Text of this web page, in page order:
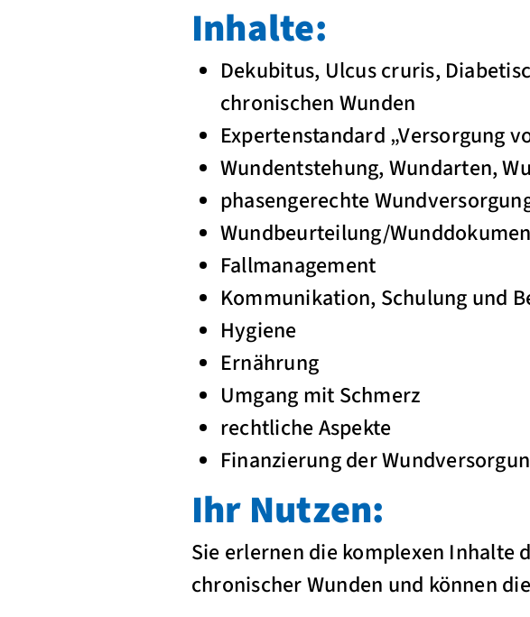
Inhalte:
Dekubitus, Ulcus cruris,
chronischen Wunden
Expertenstandard „Versorgung
Wundentstehung, Wundarten,
phasengerechte
Wundbeurteilung/
Fallmanagement
Kommunikation, Schulung und
Hygiene
Ernährung
Umgang mit Schmerz
rechtliche Aspekte
Finanzierung der
Ihr Nutzen:
Sie erlernen die komplexen Inhalte
chronischer Wunden und können